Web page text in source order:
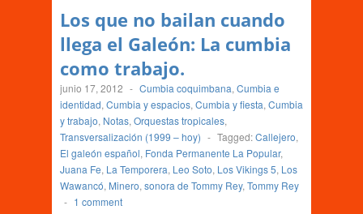
Los que no bailan cuando
llega el Galeón: La cumbia
como trabajo.
junio 17, 2012 - Cumbia coquimbana, Cumbia e
identidad, Cumbia y espacios, Cumbia y fiesta, Cumbia
y trabajo, Notas, Orquestas tropicales,
Transversalización (1999 – hoy) - Tagged:Callejero,
El galeón español, Fonda Permanente La Popular,
Juana Fe, La Temporera, Leo Soto, Los Vikings 5, Los
Wawancó, Minero, sonora de Tommy Rey, Tommy Rey
- 1 comment